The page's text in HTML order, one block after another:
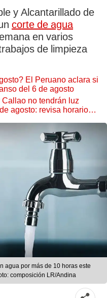
y Alcantarillado de
corte de agua
en varios
de limpieza
El Peruano aclara si
del 6 de agosto
no tendrán luz
agosto: revisa horarios y
agua por más de 10 horas este
composición LR/Andina